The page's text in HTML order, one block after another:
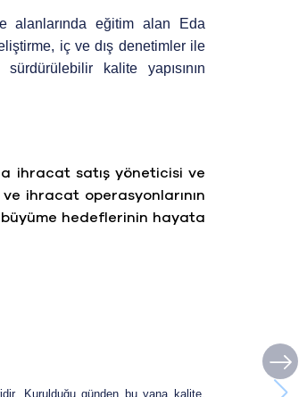
alanlarında eğitim alan Eda
iç ve dış denetimler ile
kalite yapısının
ihracat satış yöneticisi ve
ihracat operasyonlarının
hedeflerinin hayata
Kurulduğu günden bu yana kalite,